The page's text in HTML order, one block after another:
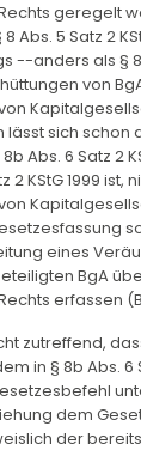
geregelt
8 Abs. 5 Satz 2
--anders als §
von
lässt sich schon
Abs. 6 Satz 2
2 KStG 1999 ist,
eines
BgA
erfassen
zutreffend,
in § 8b Abs. 6
dem
der